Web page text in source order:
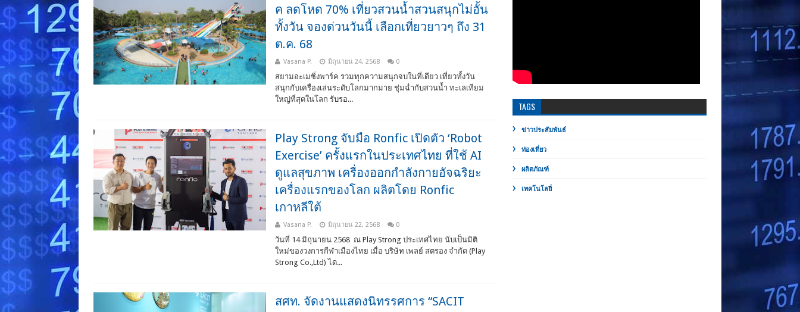
ค ลดโหด 70% เที่ยวสวนน้ำสวนสนุกไม่อั้น
ทั้งวัน จองด่วนวันนี้ เลือกเที่ยวยาวๆ ถึง 31
ต.ค. 68
Vasana P. มิถุนายน 24, 2568 0
สยามอะเมซิ่งพาร์ค รวมทุกความสนุกจบในที่เดียว เที่ยวทั้งวัน
สนุกกับเครื่องเล่นระดับโลกมากมาย ชุ่มฉ่ำกับสวนน้ำ ทะเลเทียม
ใหญ่ที่สุดในโลก รับรอ...
Play Strong จับมือ Ronfic เปิดตัว ‘Robot
Exercise’ ครั้งแรกในประเทศไทย ที่ใช้ AI
ดูแลสุขภาพ เครื่องออกกำลังกายอัจฉริยะ
เครื่องแรกของโลก ผลิตโดย Ronfic
เกาหลีใต้
Vasana P. มิถุนายน 22, 2568 0
วันที่ 14 มิถุนายน 2568 ณ Play Strong ประเทศไทย นับเป็นมิติ
ใหม่ของวงการกีฬาเมืองไทย เมื่อ บริษัท เพลย์ สตรอง จำกัด (Play
Strong Co.,Ltd) ได...
สศท. จัดงานแสดงนิทรรศการ “SACIT
TAGS
ข่าวประสัมพันธ์
ท่องเที่ยว
ผลิตภัณฑ์
เทคโนโลยี่